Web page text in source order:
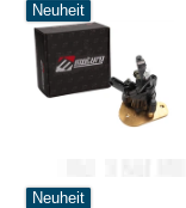
Neuheit
Neuheit